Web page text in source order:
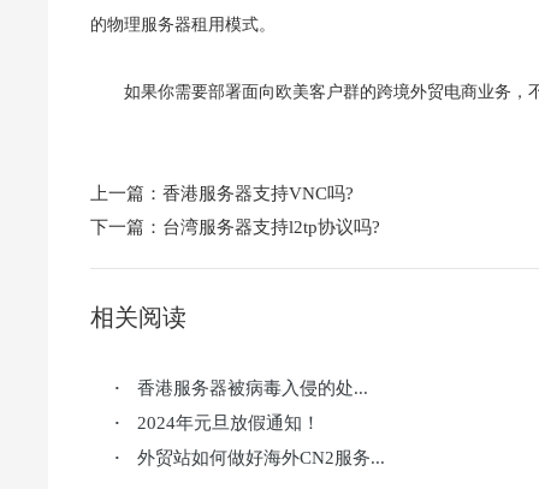
的物理服务器租用模式。
如果你需要部署面向欧美客户群的跨境外贸电商业务，
上一篇： 香港服务器支持VNC吗?
下一篇： 台湾服务器支持l2tp协议吗?
相关阅读
· 香港服务器被病毒入侵的处...
· 2024年元旦放假通知！
· 外贸站如何做好海外CN2服务...